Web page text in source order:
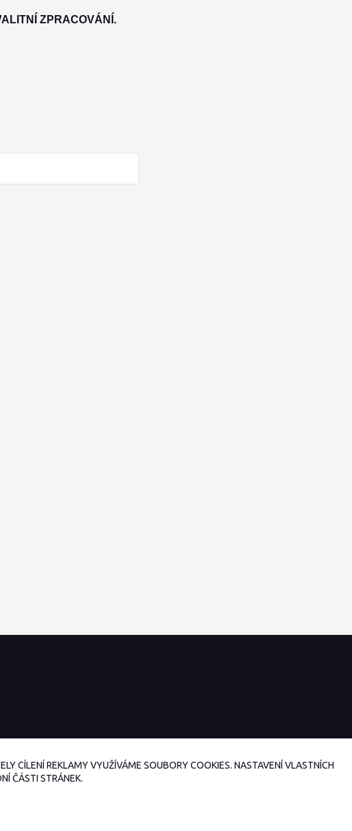
ZPRACOVÁNÍ.
CÍLENÍ REKLAMY VYUŽÍVÁME SOUBORY COOKIES. NASTAVENÍ VLASTNÍCH
ČÁSTI STRÁNEK.